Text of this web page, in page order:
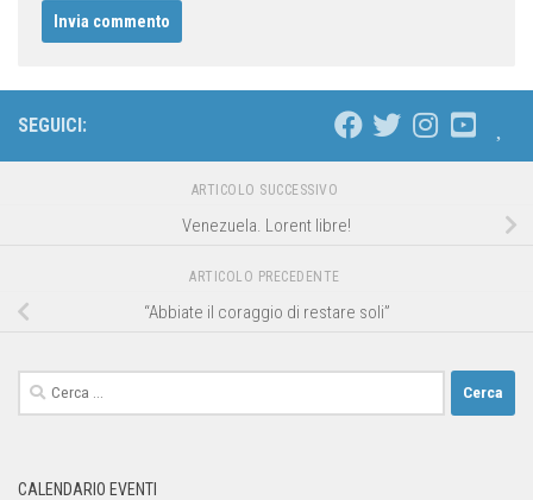
SEGUICI:
ARTICOLO SUCCESSIVO
Venezuela. Lorent libre!
ARTICOLO PRECEDENTE
“Abbiate il coraggio di restare soli”
CALENDARIO EVENTI